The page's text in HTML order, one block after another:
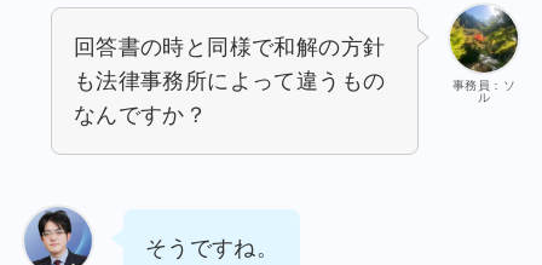
事務員：ソ
ル
回答書の時と同様で和解の方針
も法律事務所によって違うもの
なんですか？
そうですね。